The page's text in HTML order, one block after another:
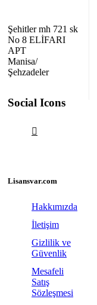
Şehitler mh 721 sk
No 8 ELİFARI
APT
Manisa/
Şehzadeler
Social Icons
Lisansvar.com
Hakkımızda
İletişim
Gizlilik ve
Güvenlik
Mesafeli
Satış
Sözleşmesi